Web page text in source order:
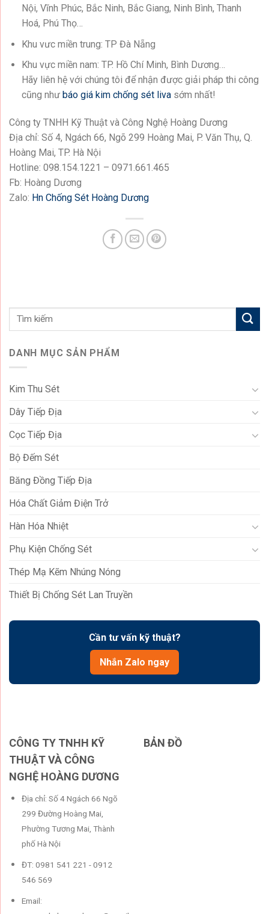
Nội, Vĩnh Phúc, Bắc Ninh, Bắc Giang, Ninh Bình, Thanh
Hoá, Phú Thọ…
Khu vưc miền trung: TP Đà Nẵng
Khu vực miền nam: TP. Hồ Chí Minh, Bình Dương…
Hãy liên hệ với chúng tôi để nhận được giải pháp thi công
cũng như báo giá kim chống sét livasớm nhất!
Công ty TNHH Kỹ Thuật và Công Nghệ Hoàng Dương
Địa chỉ: Số 4, Ngách 66, Ngõ 299 Hoàng Mai, P. Văn Thụ, Q.
Hoàng Mai, TP. Hà Nội
Hotline: 098.154.1221 – 0971.661.465
Fb: Hoàng Dương
Zalo: Hn Chống Sét Hoàng Dương
DANH MỤC SẢN PHẨM
Kim Thu Sét
Dây Tiếp Địa
Cọc Tiếp Địa
Bộ Đếm Sét
Băng Đồng Tiếp Địa
Hóa Chất Giảm Điện Trở
Hàn Hóa Nhiệt
Phụ Kiện Chống Sét
Thép Mạ Kẽm Nhúng Nóng
Thiết Bị Chống Sét Lan Truyền
Cần tư vấn kỹ thuật?
Nhắn Zalo ngay
CÔNG TY TNHH KỸ
THUẬT VÀ CÔNG
NGHỆ HOÀNG DƯƠNG
Địa chỉ: Số 4 Ngách 66 Ngõ
299 Đường Hoàng Mai,
Phường Tương Mai, Thành
phố Hà Nội
ĐT: 0981 541 221 - 0912
546 569
Email:
BẢN ĐỒ